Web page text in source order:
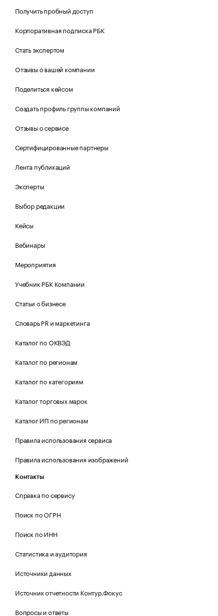
Получить пробный доступ
Корпоративная подписка РБК
Стать экспертом
Отзывы о вашей компании
Поделиться кейсом
Создать профиль группы компаний
Отзывы о сервисе
Сертифицированные партнеры
Лента публикаций
Эксперты
Выбор редакции
Кейсы
Вебинары
Мероприятия
Учебник РБК Компании
Статьи о бизнесе
Словарь PR и маркетинга
Каталог по ОКВЭД
Каталог по регионам
Каталог по категориям
Каталог торговых марок
Каталог ИП по регионам
Правила использования сервиса
Правила использования изображений
Контакты
Справка по сервису
Поиск по ОГРН
Поиск по ИНН
Статистика и аудитория
Источники данных
Источник отчетности Контур.Фокус
Вопросы и ответы